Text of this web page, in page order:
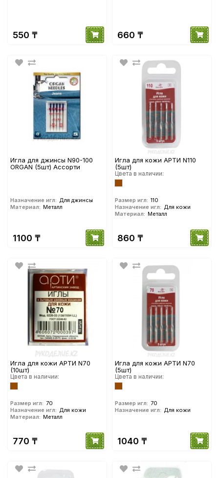
550 ₸ 660 ₸
Игла для джинсы N90-100
ORGAN (5шт) Ассорти
Назначение игл: Для джинсы
Материал: Металл
1100 ₸
Игла для кожи АРТИ N110
(5шт)
Цвета в наличии:
Размер игл: 110
Назначение игл: Для кожи
Материал: Металл
860 ₸
Игла для кожи АРТИ N70
(10шт)
Цвета в наличии:
Размер игл: 70
Назначение игл: Для кожи
Материал: Металл
770 ₸
Игла для кожи АРТИ N70
(5шт)
Цвета в наличии:
Размер игл: 70
Назначение игл: Для кожи
1040 ₸